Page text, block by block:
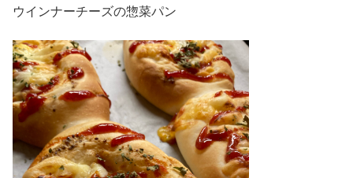
ウインナーチーズの惣菜パン